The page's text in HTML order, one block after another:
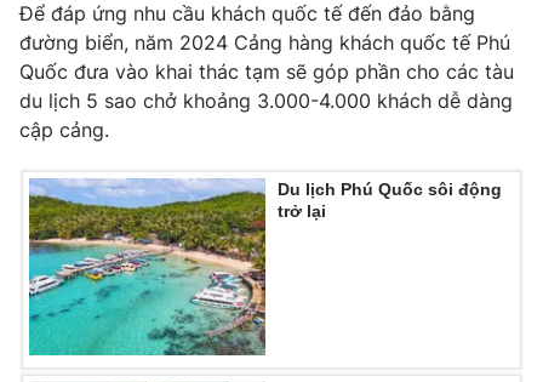
VTV4 Vươn mình bằng AI
VTV9
Liên hệ tòa soạn English
THỜI BÁO VTV
Để đáp ứng nhu cầu khách quốc tế đến đảo bằng
đường biển, năm 2024 Cảng hàng khách quốc tế Phú
Quốc đưa vào khai thác tạm sẽ góp phần cho các tàu
du lịch 5 sao chở khoảng 3.000-4.000 khách dễ dàng
cập cảng.
Du lịch Phú Quốc sôi động
trở lại